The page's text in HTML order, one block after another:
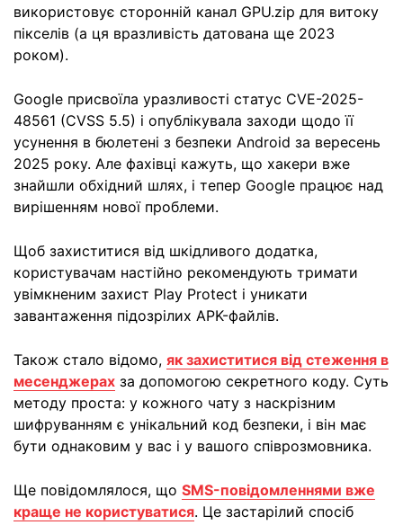
використовує сторонній канал GPU.zip для витоку
пікселів (а ця вразливість датована ще 2023
роком).
Google присвоїла уразливості статус CVE-2025-
48561 (CVSS 5.5) і опублікувала заходи щодо її
усунення в бюлетені з безпеки Android за вересень
2025 року. Але фахівці кажуть, що хакери вже
знайшли обхідний шлях, і тепер Google працює над
вирішенням нової проблеми.
Щоб захиститися від шкідливого додатка,
користувачам настійно рекомендують тримати
увімкненим захист Play Protect і уникати
завантаження підозрілих APK-файлів.
Також стало відомо, як захиститися від стеження в
месенджерах за допомогою секретного коду. Суть
методу проста: у кожного чату з наскрізним
шифруванням є унікальний код безпеки, і він має
бути однаковим у вас і у вашого співрозмовника.
Ще повідомлялося, що SMS-повідомленнями вже
краще не користуватися. Це застарілий спосіб